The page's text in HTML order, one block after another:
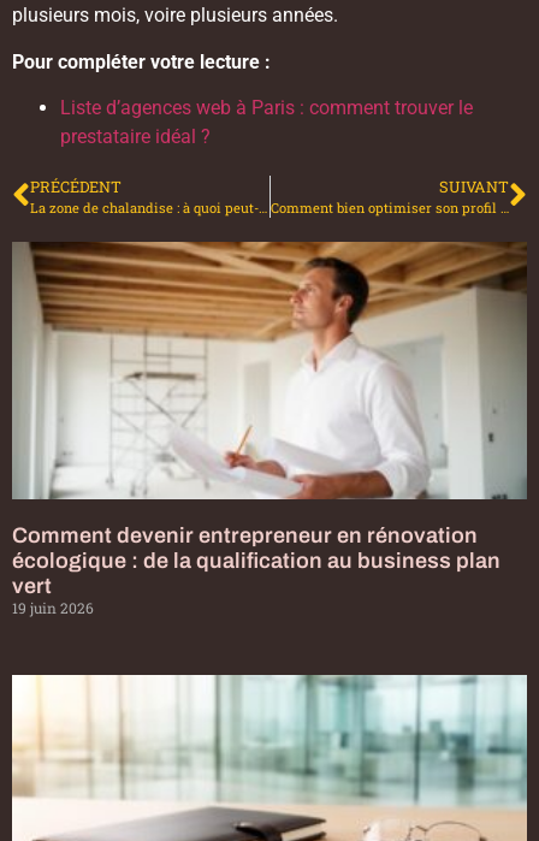
plusieurs mois, voire plusieurs années.
Pour compléter votre lecture :
Liste d’agences web à Paris : comment trouver le
prestataire idéal ?
PRÉCÉDENT SUIVANT
Comment devenir entrepreneur en rénovation
écologique : de la qualification au business plan
vert
19 juin 2026